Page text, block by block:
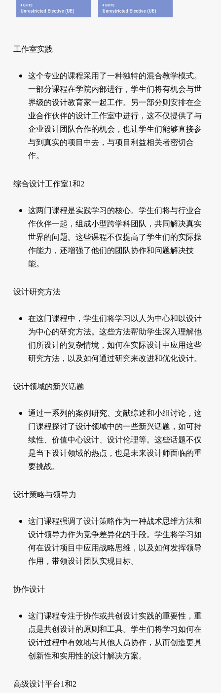
工作室实践
这个专业的课程采用了一种独特的混合教学模式。
一部分课程在学院内部进行，学生们将有机会与世
界级的设计教育家一起工作。另一部分则安排在企
业合作伙伴的设计工作室中进行，这不仅提供了与
企业设计团队合作的机会，也让学生们能够直接参
与到真实的项目中去，与项目利益相关者密切合
作。
综合设计工作室1和2
这两门课程是实践学习的核心。学生们将与行业合
作伙伴一起，组成小型跨学科团队，共同解决真实
世界的问题。这些课程不仅提高了学生们的实际操
作能力，还增强了他们的团队协作和问题解决技
能。
设计研究方法
在这门课程中，学生们将学习以人为中心和以设计
为中心的研究方法。这些方法帮助学生深入理解他
们所设计的复杂情境，如何在实际设计中应用这些
研究方法，以及如何通过研究来改进和优化设计。
设计领域的新兴话题
通过一系列的案例研究、文献综述和小组讨论，这
门课程探讨了设计领域中的一些新兴话题，如可持
续性、价值中心设计、设计伦理等。这些话题不仅
是当下设计领域的热点，也是未来设计师面临的重
要挑战。
设计策略与领导力
这门课程强调了设计策略作为一种战术思维方法和
设计领导力作为竞争差异化的手段。学生将学习如
何在设计项目中应用战略思维，以及如何发挥领导
作用，带领设计团队实现目标。
协作设计
这门课程专注于协作或共创设计实践的重要性，重
点是共创设计的原则和工具。学生们将学习如何在
设计过程中有效地与其他人员协作，从而创造更具
创新性和实用性的设计解决方案。
高级设计平台1和2